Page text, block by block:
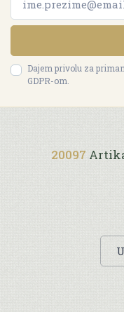
Dajem privolu za
GDPR-om.
20097